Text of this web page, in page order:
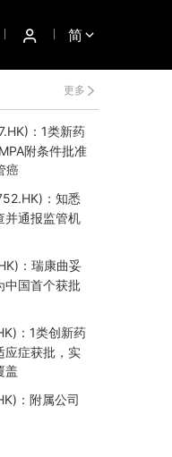
简
更多
：1类新药
附条件批准
癌
：知悉
并通报监管机
：瑞康曲妥
中国首个获批
：1类创新药
应症获批，实
盖
：附属公司